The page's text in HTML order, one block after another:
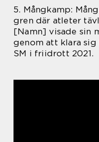
5. Mångkamp:
gren där atleter
[Namn] visade sin
genom att klara
SM i friidrott 2021.